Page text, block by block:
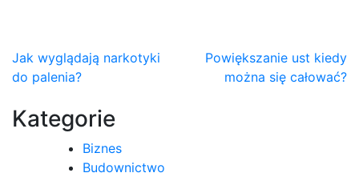
Nawigacja
wpisu
Jak wyglądają narkotyki
do palenia?
Powiększanie ust kiedy
można się całować?
Kategorie
Biznes
Budownictwo